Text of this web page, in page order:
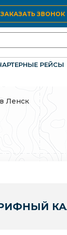
ЗАКАЗАТЬ ЗВОНОК
РЕЙСЫ
Ленск